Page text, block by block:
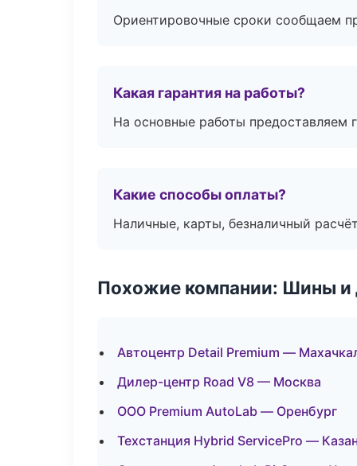
Ориентировочные сроки сообщаем
Какая гарантия на работы?
На основные работы предоставляем
Какие способы оплаты?
Наличные, карты, безналичный
Похожие компании: Шины и
Автоцентр Detail Premium —
Дилер-центр Road V8 — Москва
ООО Premium AutoLab — Оренбург
Техстанция Hybrid ServicePro —